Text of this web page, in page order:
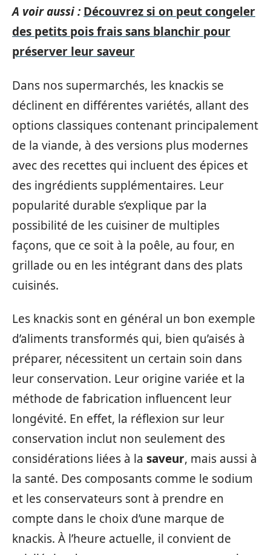
A voir aussi : Découvrez si on peut congeler
des petits pois frais sans blanchir pour
préserver leur saveur
Dans nos supermarchés, les knackis se
déclinent en différentes variétés, allant des
options classiques contenant principalement
de la viande, à des versions plus modernes
avec des recettes qui incluent des épices et
des ingrédients supplémentaires. Leur
popularité durable s’explique par la
possibilité de les cuisiner de multiples
façons, que ce soit à la poêle, au four, en
grillade ou en les intégrant dans des plats
cuisinés.
Les knackis sont en général un bon exemple
d’aliments transformés qui, bien qu’aisés à
préparer, nécessitent un certain soin dans
leur conservation. Leur origine variée et la
méthode de fabrication influencent leur
longévité. En effet, la réflexion sur leur
conservation inclut non seulement des
considérations liées à la saveur, mais aussi à
la santé. Des composants comme le sodium
et les conservateurs sont à prendre en
compte dans le choix d’une marque de
knackis. À l’heure actuelle, il convient de